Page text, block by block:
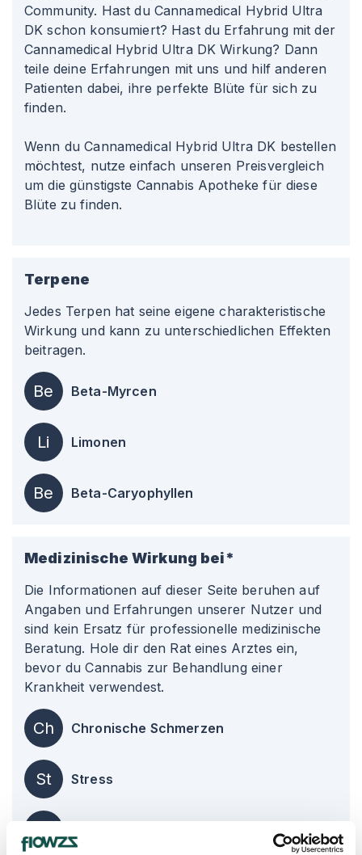
Community. Hast du Cannamedical Hybrid Ultra
DK schon konsumiert? Hast du Erfahrung mit der
Cannamedical Hybrid Ultra DK Wirkung? Dann
teile deine Erfahrungen mit uns und hilf anderen
Patienten dabei, ihre perfekte Blüte für sich zu
finden.
Wenn du Cannamedical Hybrid Ultra DK bestellen
möchtest, nutze einfach unseren Preisvergleich
um die günstigste Cannabis Apotheke für diese
Blüte zu finden.
Terpene
Jedes Terpen hat seine eigene charakteristische
Wirkung und kann zu unterschiedlichen Effekten
beitragen.
Be Beta-Myrcen
Li Limonen
Be Beta-Caryophyllen
Medizinische Wirkung bei*
Die Informationen auf dieser Seite beruhen auf
Angaben und Erfahrungen unserer Nutzer und
sind kein Ersatz für professionelle medizinische
Beratung. Hole dir den Rat eines Arztes ein,
bevor du Cannabis zur Behandlung einer
Krankheit verwendest.
Ch Chronische Schmerzen
St Stress